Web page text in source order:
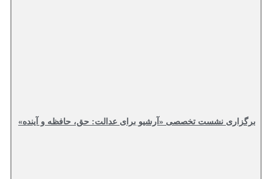
برگزاری نشست تخصصی «آرشیو برای عدالت: حق، حافظه و آینده»